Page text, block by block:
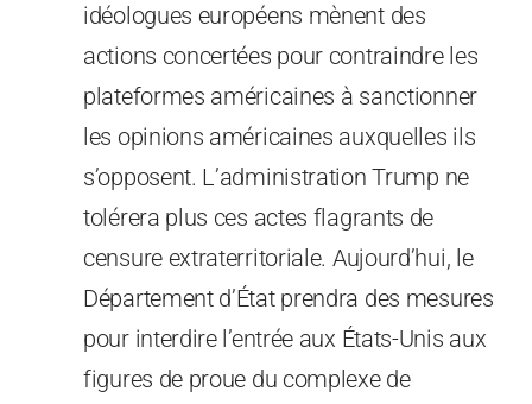
idéologues européens mènent des
actions concertées pour contraindre les
plateformes américaines à sanctionner
les opinions américaines auxquelles ils
s’opposent. L’administration Trump ne
tolérera plus ces actes flagrants de
censure extraterritoriale. Aujourd’hui, le
Département d’État prendra des mesures
pour interdire l’entrée aux États-Unis aux
figures de proue du complexe de